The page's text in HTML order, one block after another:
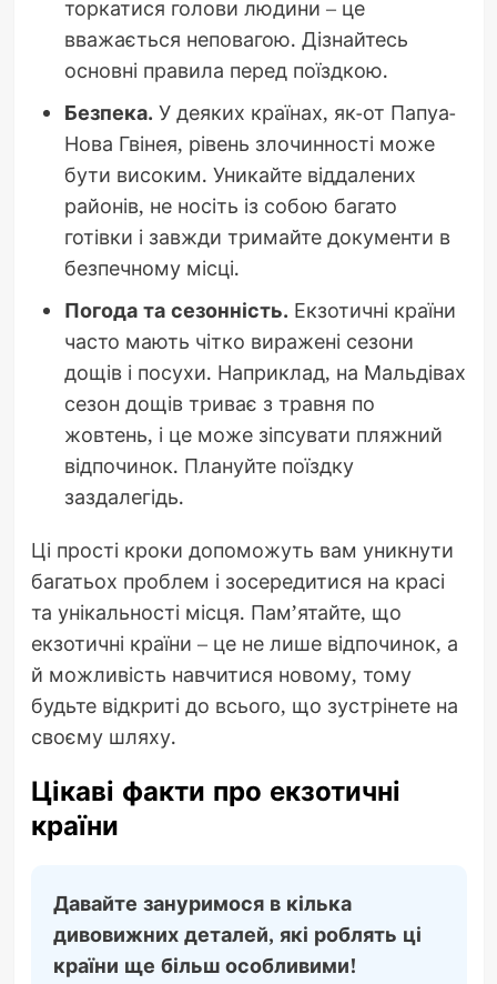
торкатися голови людини – це
вважається неповагою. Дізнайтесь
основні правила перед поїздкою.
Безпека. У деяких країнах, як-от Папуа-
Нова Гвінея, рівень злочинності може
бути високим. Уникайте віддалених
районів, не носіть із собою багато
готівки і завжди тримайте документи в
безпечному місці.
Погода та сезонність. Екзотичні країни
часто мають чітко виражені сезони
дощів і посухи. Наприклад, на Мальдівах
сезон дощів триває з травня по
жовтень, і це може зіпсувати пляжний
відпочинок. Плануйте поїздку
заздалегідь.
Ці прості кроки допоможуть вам уникнути
багатьох проблем і зосередитися на красі
та унікальності місця. Пам’ятайте, що
екзотичні країни – це не лише відпочинок, а
й можливість навчитися новому, тому
будьте відкриті до всього, що зустрінете на
своєму шляху.
Цікаві факти про екзотичні
країни
Давайте зануримося в кілька
дивовижних деталей, які роблять ці
країни ще більш особливими!